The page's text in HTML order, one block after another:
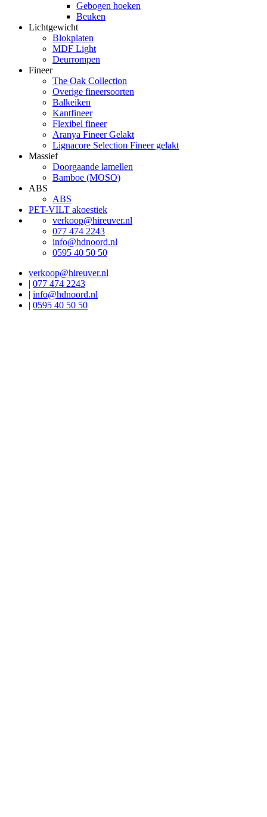
Gebogen hoeken
Beuken
Lichtgewicht
Blokplaten
MDF Light
Deurrompen
Fineer
The Oak Collection
Overige fineersoorten
Balkeiken
Kantfineer
Flexibel fineer
Aranya Fineer Gelakt
Lignacore Selection Fineer gelakt
Massief
Doorgaande lamellen
Bamboe (MOSO)
ABS
ABS
PET-VILT akoestiek
verkoop@hireuver.nl
077 474 2243
info@hdnoord.nl
0595 40 50 50
verkoop@hireuver.nl
| 077 474 2243
| info@hdnoord.nl
| 0595 40 50 50